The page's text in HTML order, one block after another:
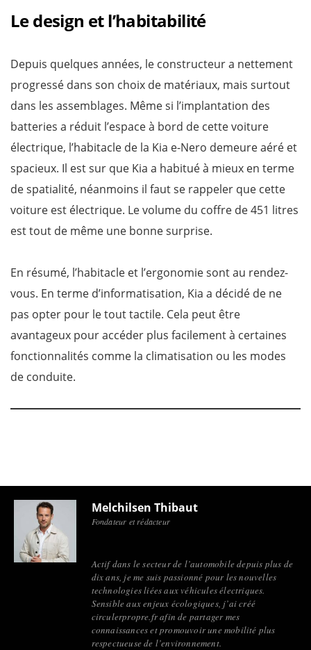
Le design et l’habitabilité
Depuis quelques années, le constructeur a nettement
progressé dans son choix de matériaux, mais surtout
dans les assemblages. Même si l’implantation des
batteries a réduit l’espace à bord de cette voiture
électrique, l’habitacle de la Kia e-Nero demeure aéré et
spacieux. Il est sur que Kia a habitué à mieux en terme
de spatialité, néanmoins il faut se rappeler que cette
voiture est électrique. Le volume du coffre de 451 litres
est tout de même une bonne surprise.
En résumé, l’habitacle et l’ergonomie sont au rendez-
vous. En terme d’informatisation, Kia a décidé de ne
pas opter pour le tout tactile. Cela peut être
avantageux pour accéder plus facilement à certaines
fonctionnalités comme la climatisation ou les modes
de conduite.
Melchilsen Thibaut
Fondateur et rédacteur
Actif dans le secteur de l’automobile depuis plus de
dix ans, je me suis passionné pour les nouvelles
technologies liées aux véhicules électriques.
Sensible aux enjeux écologiques, j’ai créé
circulerpropre.fr afin de partager mes
connaissances et promouvoir une mobilité plus
respectueuse de l’environnement.